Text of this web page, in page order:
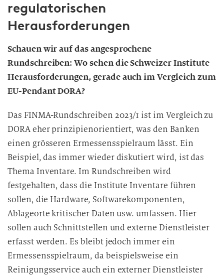
regulatorischen
Herausforderungen
Schauen wir auf das angesprochene
Rundschreiben: Wo sehen die Schweizer Institute
Herausforderungen, gerade auch im Vergleich zum
EU-Pendant DORA?
Das FINMA-Rundschreiben 2023/1 ist im Vergleich zu
DORA eher prinzipienorientiert, was den Banken
einen grösseren Ermessensspielraum lässt. Ein
Beispiel, das immer wieder diskutiert wird, ist das
Thema Inventare. Im Rundschreiben wird
festgehalten, dass die Institute Inventare führen
sollen, die Hardware, Softwarekomponenten,
Ablageorte kritischer Daten usw. umfassen. Hier
sollen auch Schnittstellen und externe Dienstleister
erfasst werden. Es bleibt jedoch immer ein
Ermessensspielraum, da beispielsweise ein
Reinigungsservice auch ein externer Dienstleister